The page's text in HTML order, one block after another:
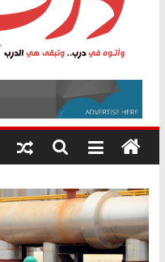
أين؟
حزب
في
ودعم
إنشاء
قرينة
درب
وأتوه
درب..
وتبقى
هي